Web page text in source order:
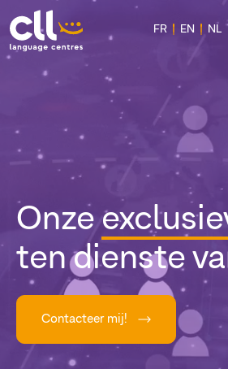
CLL
FR EN NL
Onze
ten dienste
Contacteer mij!